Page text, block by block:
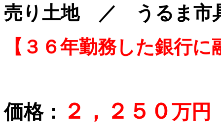
売り土地 ／ うるま市
【３６年勤務した銀行
価格： ２，２５０万